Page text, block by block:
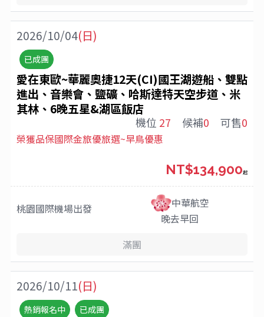
2026/10/04(日)
已成團
愛在東歐~華麗奧捷12天(CI)國王湖遊船、雙點
進出、音樂會、鹽礦、哈斯達特天空步道、米
其林、6晚五星&湖區飯店
機位 27 候補0 可售0
榮獲品保國際金旅優旅選~早鳥優惠
桃園國際機場出發
中華航空
晚去早回
NT$134,900起
滿團
2026/10/11(日)
熱銷報名中 已成團